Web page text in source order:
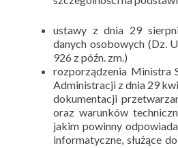
ustawy z dnia 29
danych osobowych (Dz.
926 z późn. zm.)
rozporządzenia Ministra
Administracji z dnia 29
dokumentacji
oraz warunków
jakim powinny
informatyczne, służące